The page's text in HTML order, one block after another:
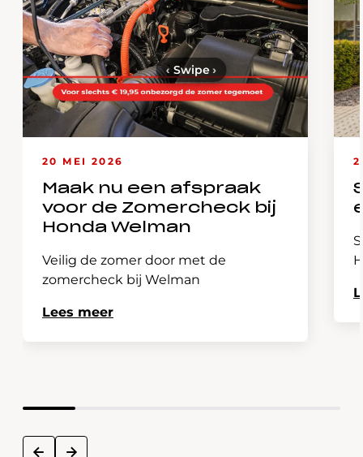
20 MEI 2026
Maak nu een afspraak
voor de Zomercheck bij
Honda Welman
Veilig de zomer door met de
zomercheck bij Welman
Lees meer
prev next
‹ Swipe›